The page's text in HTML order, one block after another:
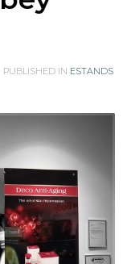
PUBLISHED IN ESTANDS